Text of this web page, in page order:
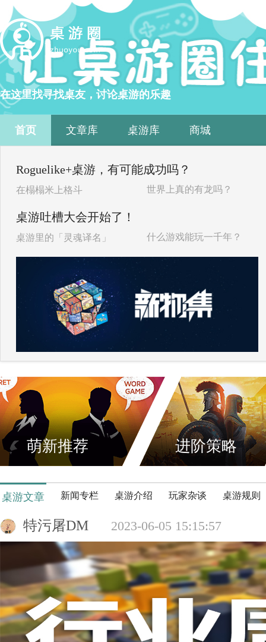
在这里找寻找桌友，讨论桌游的乐趣
首页 文章库 桌游库 商城
Roguelike+桌游，有可能成功吗？
在榻榻米上格斗 世界上真的有龙吗？
桌游吐槽大会开始了！
桌游里的「灵魂译名」 什么游戏能玩一千年？
萌新推荐 进阶策略
桌游文章 新闻专栏 桌游介绍 玩家杂谈 桌游规则
特污屠DM 2023-06-05 15:15:57